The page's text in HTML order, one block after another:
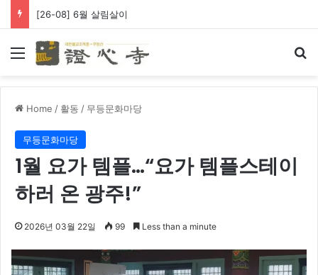
[26-08] 6월 살림살이
Menu
Home / 활동 / 무등문화마당
무등문화마당
1월 요가 템플…“요가 템플스테이
하러 온 광주!”
2026년 03월 22일 99 Less than a minute